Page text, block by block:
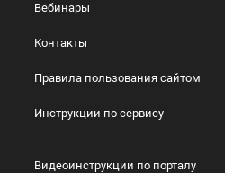
Вебинары
Контакты
Правила пользования сайтом
Инструкции по сервису
Видеоинструкции по порталу